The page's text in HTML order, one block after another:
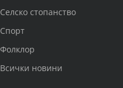
Селско стопанство
Спорт
Фолклор
Всички новини